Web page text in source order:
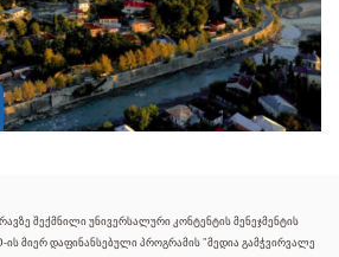
შექმნილი უნივერსალური კონტენტის მენეჯმენტის
ის მიერ დაფინანსებული პროგრამის "მედია გამჭვირვალე